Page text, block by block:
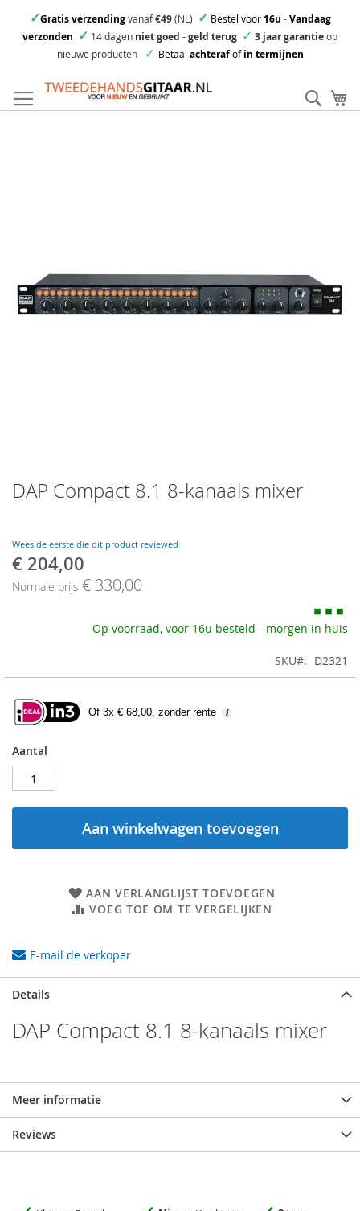
✓Gratis verzendingvanaf€49(NL) ✓ Bestel voor16u -Vandaag
verzonden ✓ 14 dagen niet goed -geld terug ✓ 3 jaar garantieop
nieuwe producten
✓ Betaal achterafofin termijnen
direct
door
DAP Compact 8.1 8-kanaals mixer
Wees de eerste die dit product reviewed
Speciale
€ 204,00
Normale prijs € 330,00
Op voorraad, voor 16u besteld - morgen in huis
SKU D2321
Of 3x € 68,00, zonder rente
Aantal
Aan winkelwagen toevoegen
AAN VERLANGLIJST TOEVOEGEN
VOEG TOE OM TE VERGELIJKEN
E-mail de verkoper
to
the
the
images
gallery
Details
DAP Compact 8.1 8-kanaals mixer
Meer informatie
Reviews